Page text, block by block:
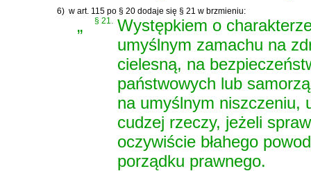
6) w art. 115 po § 20 dodaje się § 21 w brzmieniu:
„ § 21. Występkiem o
umyślnym zamachu na
cielesną, na
państwowych lub
na umyślnym niszczeniu,
cudzej rzeczy, jeżeli
oczywiście błahego
porządku prawnego.